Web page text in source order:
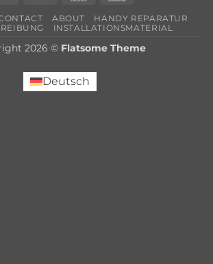
ABOUT
HANDY REPARATUR
INSTALLATIONSMATERIAL
2026 © Flatsome Theme
Deutsch